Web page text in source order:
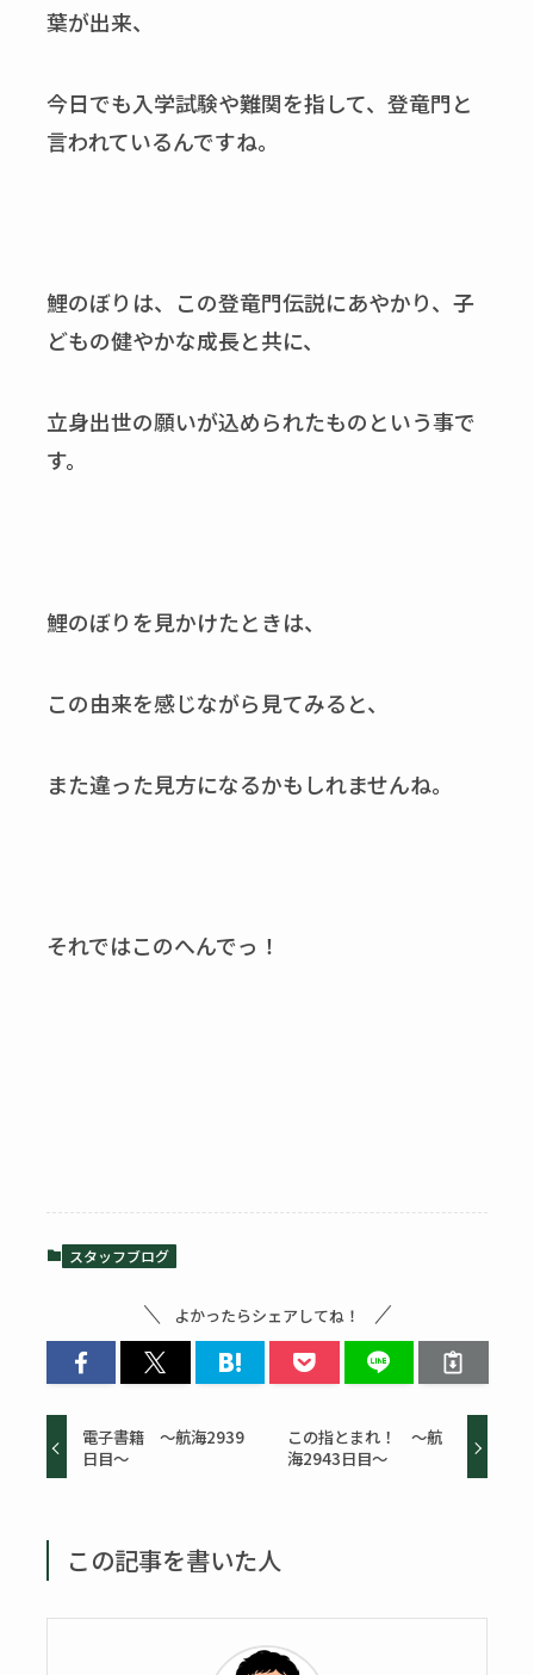
葉が出来、
今日でも入学試験や難関を指して、登竜門と
言われているんですね。
鯉のぼりは、この登竜門伝説にあやかり、子
どもの健やかな成長と共に、
立身出世の願いが込められたものという事で
す。
鯉のぼりを見かけたときは、
この由来を感じながら見てみると、
また違った見方になるかもしれませんね。
それではこのへんでっ！
スタッフブログ
よかったらシェアしてね！
電子書籍 ～航海2939
日目～
この指とまれ！ ～航
海2943日目～
この記事を書いた人